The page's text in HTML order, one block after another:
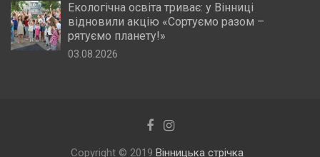
Екологічна освіта триває: у Вінниці
відновили акцію «Сортуємо разом –
рятуємо планету!»
03.08.2026
Copyright © 2019 Вінницька стрічка